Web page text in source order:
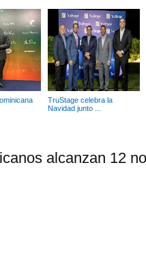
TruStage celebra la
Navidad junto ...
alcanzan 12